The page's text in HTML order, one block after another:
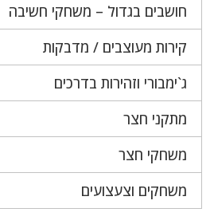
חושבים בגדול – משחקי חשיבה
קירות מעוצבים / מדבקות
ג`ימבורי וזהירות בדרכים
מתקני חצר
משחקי חצר
משחקים וצעצועים